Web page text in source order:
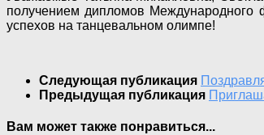
получением дипломов Международного
успехов на танцевальном олимпе!
Следующая публикация
Предыдущая публикация
Вам может также понравиться...